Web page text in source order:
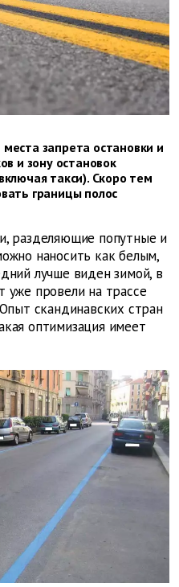
запрета остановки и
и зону остановок
такси). Скоро тем
границы полос
разделяющие попутные и
наносить как белым,
лучше виден зимой, в
провели на трассе
скандинавских стран
оптимизация имеет